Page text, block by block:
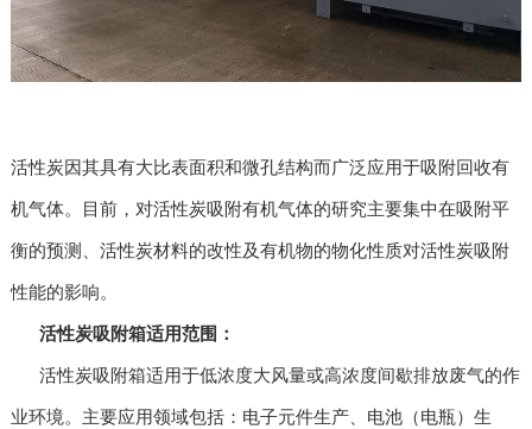
活性炭因其具有大比表面积和微孔结构而广泛应用于吸附回收有
机气体。目前，对活性炭吸附有机气体的研究主要集中在吸附平
衡的预测、活性炭材料的改性及有机物的物化性质对活性炭吸附
性能的影响。
活性炭吸附箱适用范围：
活性炭吸附箱适用于低浓度大风量或高浓度间歇排放废气的作
业环境。主要应用领域包括：电子元件生产、电池（电瓶）生